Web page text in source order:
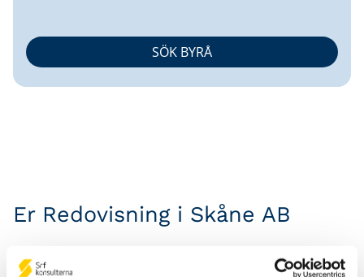
Er Redovisning i Skåne AB
Srf Auktoriserade konsulter